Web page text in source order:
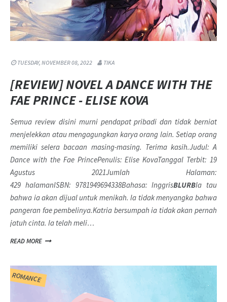
TUESDAY, NOVEMBER 08, 2022 TIKA
[REVIEW] NOVEL A DANCE WITH THE
FAE PRINCE - ELISE KOVA
Semua review disini murni pendapat pribadi dan tidak berniat
menjelekkan atau mengagungkan karya orang lain. Setiap orang
memiliki selera bacaan masing-masing. Terima kasih.Judul: A
Dance with the Fae PrincePenulis: Elise KovaTanggal Terbit: 19
Agustus 2021Jumlah Halaman:
429 halamanISBN: 9781949694338Bahasa: InggrisBLURBIa tau
bahwa ia akan dijual untuk menikah. Ia tidak menyangka bahwa
pangeran fae pembelinya.Katria bersumpah ia tidak akan pernah
jatuh cinta. Ia telah meli…
READ MORE
ROMANCE